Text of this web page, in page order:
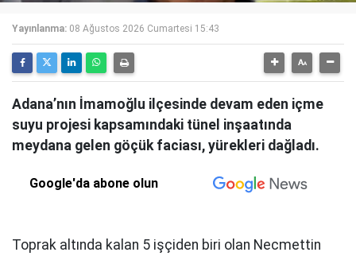
Yayınlanma: 08 Ağustos 2026 Cumartesi 15:43
Adana’nın İmamoğlu ilçesinde devam eden içme
suyu projesi kapsamındaki tünel inşaatında
meydana gelen göçük faciası, yürekleri dağladı.
Google'da abone olun
Toprak altında kalan 5 işçiden biri olan Necmettin